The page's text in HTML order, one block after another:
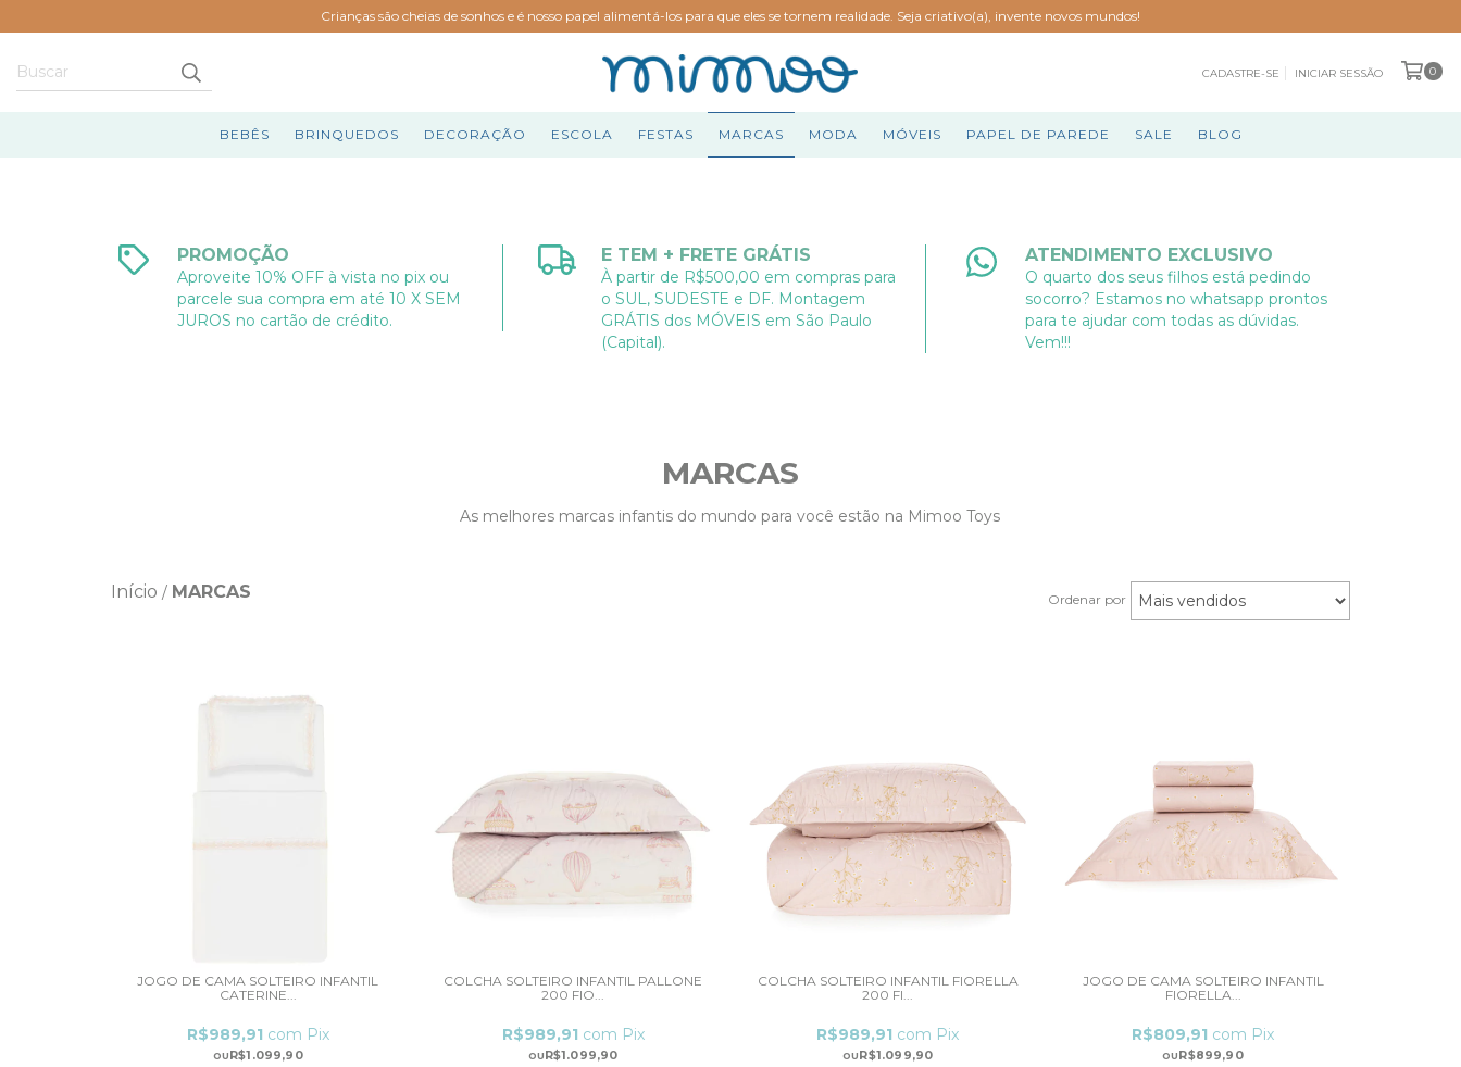
Crianças são cheias de sonhos e é nosso papel alimentá-los para que eles se tornem realidade. Seja criativo(a), invente novos mundos!
CADASTRE-SE INICIAR SESSÃO 0
BEBÊS BRINQUEDOS DECORAÇÃO ESCOLA FESTAS MARCAS MODA MÓVEIS PAPEL DE PAREDE SALE BLOG
PROMOÇÃO
Aproveite 10% OFF à vista no pix ou
parcele sua compra em até 10 X SEM
JUROS no cartão de crédito.
E TEM + FRETE GRÁTIS
À partir de R$500,00 em compras para
o SUL, SUDESTE e DF. Montagem
GRÁTIS dos MÓVEIS em São Paulo
(Capital).
ATENDIMENTO EXCLUSIVO
O quarto dos seus filhos está pedindo
socorro? Estamos no whatsapp prontos
para te ajudar com todas as dúvidas.
Vem!!!
MARCAS
As melhores marcas infantis do mundo para você estão na Mimoo Toys
Início / MARCAS Ordenar por
JOGO DE CAMA SOLTEIRO INFANTIL
CATERINE...
R$1.099,90
R$989,91 com Pix
COLCHA SOLTEIRO INFANTIL PALLONE
200 FIO...
R$1.099,90
R$989,91 com Pix
COLCHA SOLTEIRO INFANTIL FIORELLA
200 FI...
R$1.099,90
R$989,91 com Pix
JOGO DE CAMA SOLTEIRO INFANTIL
FIORELLA...
R$899,90
R$809,91 com Pix